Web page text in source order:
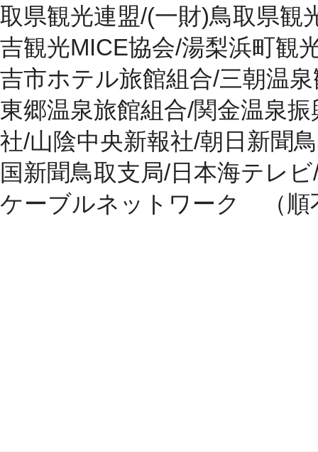
取県観光連盟/(一財)鳥取県観
吉観光MICE協会/湯梨浜町観
吉市ホテル旅館組合/三朝温
東郷温泉旅館組合/関金温泉
社/山陰中央新報社/朝日新聞
国新聞鳥取支局/日本海テレ
ケーブルネットワーク （順